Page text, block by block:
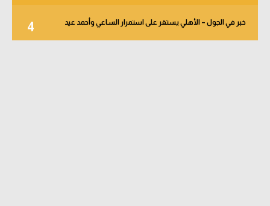
4 خبر في الجول – الأهلي يستقر على استمرار الساعي وأحمد عيد